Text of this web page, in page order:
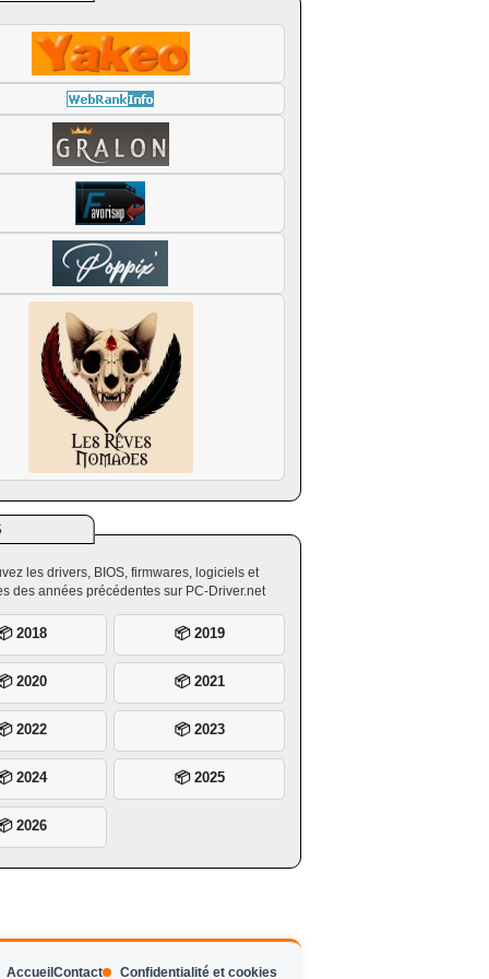
les drivers, BIOS, firmwares, logiciels et
des années précédentes sur PC-Driver.net
2018 📦 2019
2020 📦 2021
2022 📦 2023
2024 📦 2025
2026
Accueil Contact Confidentialité et cookies